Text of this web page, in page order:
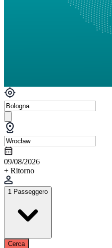
09/08/2026
+ Ritorno
1 Passeggero
Cerca